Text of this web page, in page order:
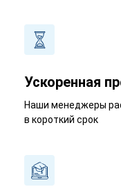
Ускоренная
Наши менеджеры
в короткий срок